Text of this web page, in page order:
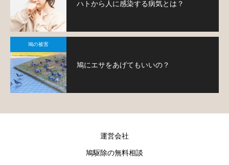
ハトから人に感染する病気とは？
鳩の被害
鳩にエサをあげてもいいの？
運営会社
鳩駆除の無料相談